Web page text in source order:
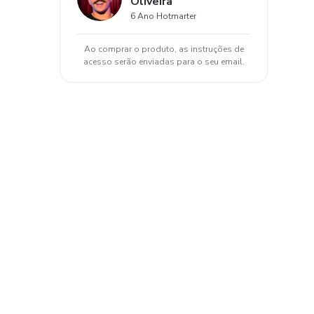
6 Ano Hotmarter
Ao comprar o produto, as instruções de
acesso serão enviadas para o seu email.